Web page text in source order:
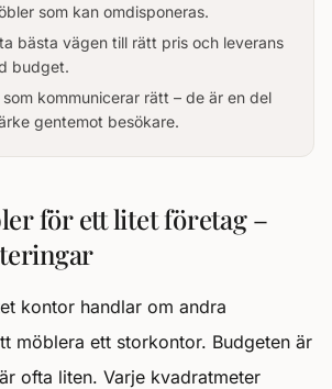
som kan omdisponeras.
bästa vägen till rätt pris och leverans
budget.
som kommunicerar rätt – de är en del
gentemot besökare.
för ett litet företag –
kontor handlar om andra
möblera ett storkontor. Budgeten är
ofta liten. Varje kvadratmeter